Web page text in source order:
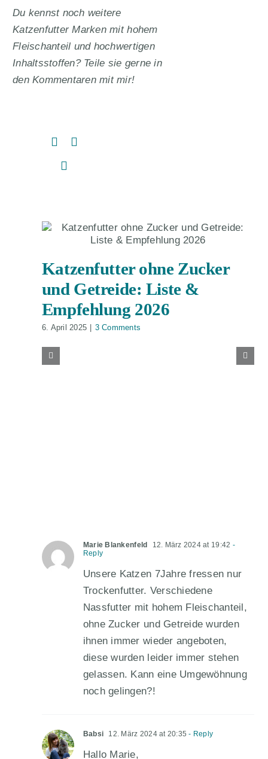
Du kennst noch weitere
Katzenfutter Marken mit hohem
Fleischanteil und hochwertigen
Inhaltsstoffen? Teile sie gerne in
den Kommentaren mit mir!
Katzenfutter ohne Zucker
und Getreide: Liste &
Empfehlung 2026
6. April 2025 | 3 Comments
Marie Blankenfeld 12. März 2024 at 19:42 -
Reply
Unsere Katzen 7Jahre fressen nur
Trockenfutter. Verschiedene
Nassfutter mit hohem Fleischanteil,
ohne Zucker und Getreide wurden
ihnen immer wieder angeboten,
diese wurden leider immer stehen
gelassen. Kann eine Umgewöhnung
noch gelingen?!
Babsi 12. März 2024 at 20:35 - Reply
Hallo Marie,